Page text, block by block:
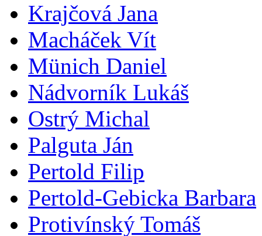
Krajčová Jana
Macháček Vít
Münich Daniel
Nádvorník Lukáš
Ostrý Michal
Palguta Ján
Pertold Filip
Pertold-Gebicka Barbara
Protivínský Tomáš